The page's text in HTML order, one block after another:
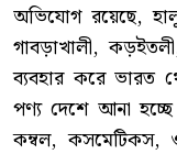
অভিযোগ রয়েছে,
গাবড়াখালী,
ব্যবহার করে ভারত
পণ্য দেশে আনা
কম্বল, কসমেটিকস,